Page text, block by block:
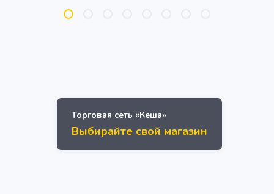
Торговая сеть «Кеша»
Выбирайте свой магазин